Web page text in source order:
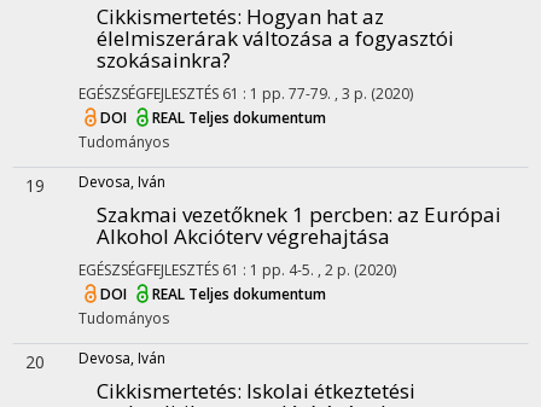
Cikkismertetés: Hogyan hat az
élelmiszerárak változása a fogyasztói
szokásainkra?
EGÉSZSÉGFEJLESZTÉS 61 : 1 pp. 77-79. , 3 p. (2020)
DOI
REAL Teljes dokumentum
Tudományos
19 Devosa, Iván
Szakmai vezetőknek 1 percben: az Európai
Alkohol Akcióterv végrehajtása
EGÉSZSÉGFEJLESZTÉS 61 : 1 pp. 4-5. , 2 p. (2020)
DOI
REAL Teljes dokumentum
Tudományos
20 Devosa, Iván
Cikkismertetés: Iskolai étkeztetési